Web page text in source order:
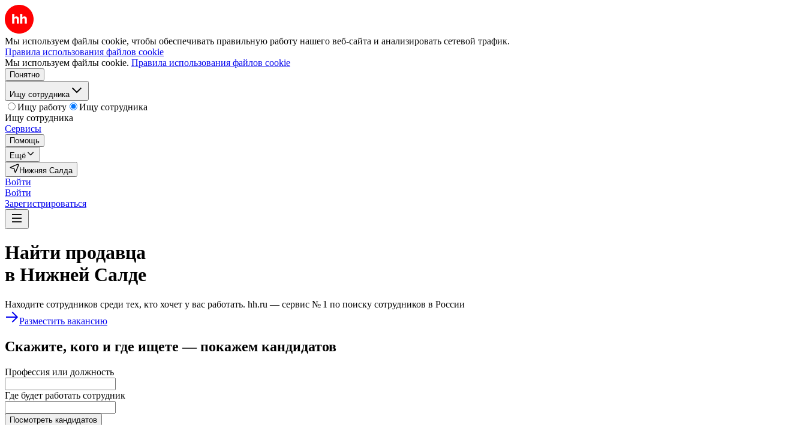
Мы используем файлы cookie, чтобы обеспечивать правильную работу нашего веб-сайта и анализировать сетевой трафик.
Правила использования файлов cookie
Мы используем файлы cookie. Правила использования файлов cookie
Понятно
Ищу сотрудника
Ищу работу
Ищу сотрудника
Ищу сотрудника
Сервисы
Помощь
Ещё
Нижняя Салда
Войти
Войти
Зарегистрироваться
Найти продавца
в Нижней Салде
Находите сотрудников среди тех, кто хочет у вас работать. hh.ru — сервис № 1 по поиску сотрудников в России
Разместить вакансию
Скажите, кого и где ищете — покажем кандидатов
Профессия или должность
Где будет работать сотрудник
Посмотреть кандидатов